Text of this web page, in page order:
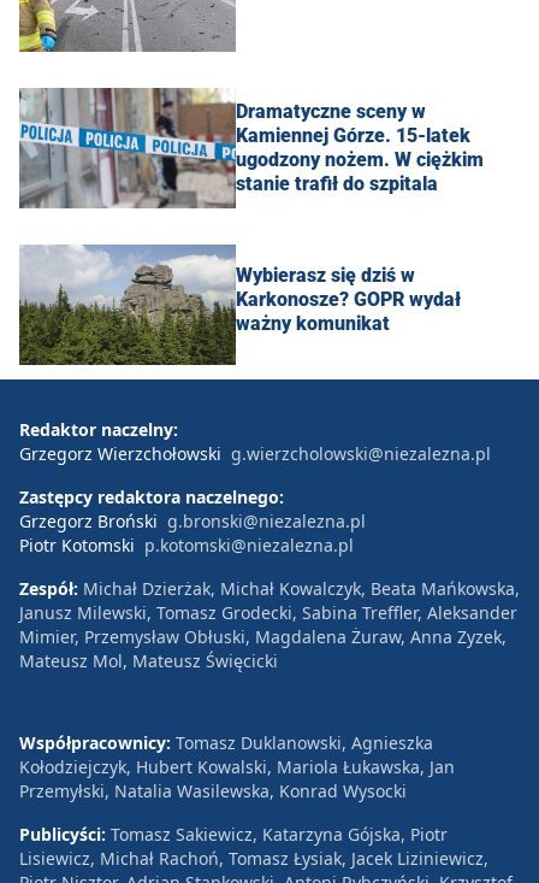
Dramatyczne sceny w
Kamiennej Górze. 15-latek
ugodzony nożem. W ciężkim
stanie trafił do szpitala
Wybierasz się dziś w
Karkonosze? GOPR wydał
ważny komunikat
Redaktor naczelny:
Grzegorz Wierzchołowski g.wierzcholowski@niezalezna.pl
Zastępcy redaktora naczelnego:
Grzegorz Broński g.bronski@niezalezna.pl
Piotr Kotomski p.kotomski@niezalezna.pl
Zespół: Michał Dzierżak, Michał Kowalczyk, Beata Mańkowska,
Janusz Milewski, Tomasz Grodecki, Sabina Treffler, Aleksander
Mimier, Przemysław Obłuski, Magdalena Żuraw, Anna Zyzek,
Mateusz Mol, Mateusz Święcicki
Współpracownicy: Tomasz Duklanowski, Agnieszka
Kołodziejczyk, Hubert Kowalski, Mariola Łukawska, Jan
Przemyłski, Natalia Wasilewska, Konrad Wysocki
Publicyści: Tomasz Sakiewicz, Katarzyna Gójska, Piotr
Lisiewicz, Michał Rachoń, Tomasz Łysiak, Jacek Liziniewicz,